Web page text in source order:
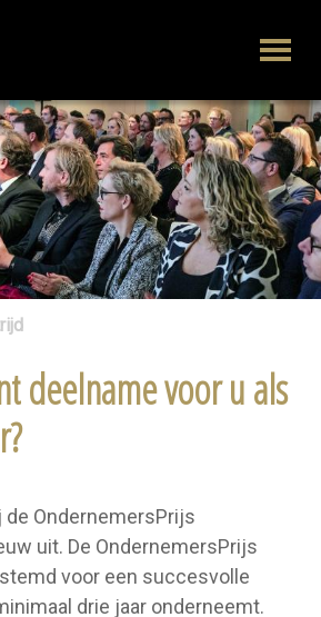
deelname voor u als
de OndernemersPrijs
uit. De OndernemersPrijs
voor een succesvolle
drie jaar onderneemt.